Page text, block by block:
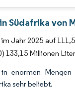
Südafrika von
Jahr 2025 auf
133,15 Millionen
enormen Mengen
sehr beliebt.